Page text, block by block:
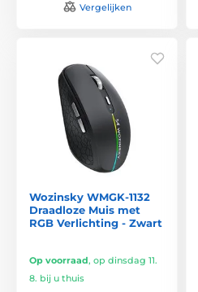
Vergelijken
Wozinsky WMGK-1132
Draadloze Muis met
RGB Verlichting - Zwart
Op voorraad, op dinsdag 11.
8. bij u thuis